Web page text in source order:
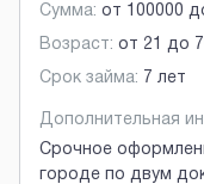
Сумма: от 100000
Возраст: от 21 до
Срок займа: 7 лет
Дополнительная
Срочное
городе по двум